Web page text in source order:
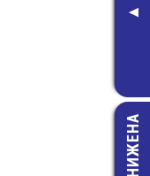
контактов